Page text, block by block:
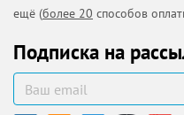
ещё (более 20 способов
Подписка на